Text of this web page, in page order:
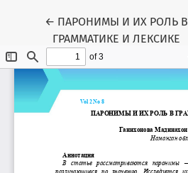
← Return to Article Details
ПАРОНИМЫ И ИХ РОЛЬ В
ГРАММАТИКЕ И ЛЕКСИКЕ